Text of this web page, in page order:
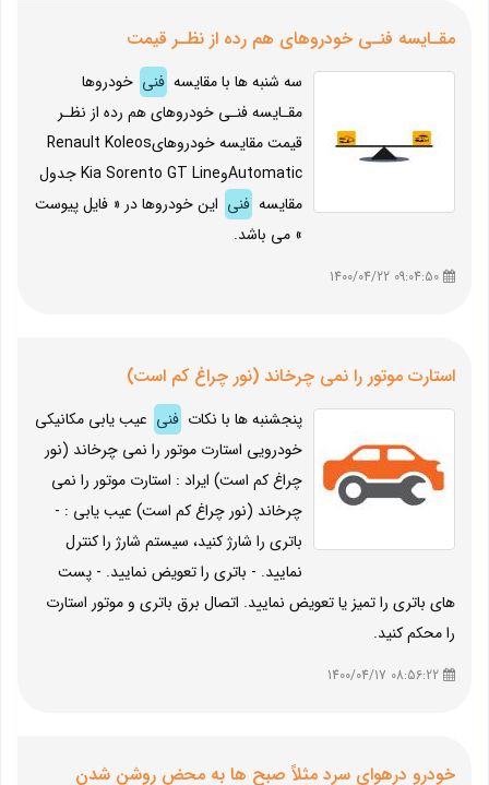
مقـایسه فنـی خودروهای هم رده از نظـر قیمت
سه شنبه ها با مقایسه فنی خودروها
مقـایسه فنـی خودروهای هم رده از نظـر
قیمت مقایسه خودروهایRenault Koleos
AutomaticوKia Sorento GT Line جدول
مقایسه فنی این خودروها در « فایل پیوست
» می باشد.
استارت موتور را نمی چرخاند (نور چراغ کم است)
پنجشنبه ها با نکات فنی عیب یابی مکانیکی
خودرویی استارت موتور را نمی چرخاند (نور
چراغ کم است) ایراد : استارت موتور را نمی
چرخاند (نور چراغ کم است) عیب یابی : -
باتری را شارژ کنید، سیستم شارژ را کنترل
نمایید. - باتری را تعویض نمایید. - پست
های باتری را تمیز یا تعویض نمایید. اتصال برق باتری و موتور استارت
را محکم کنید.
خودرو درهوای سرد مثلاً صبح ها به محض روشن شدن